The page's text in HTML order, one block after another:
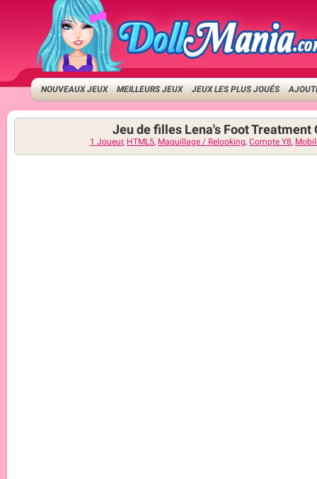
NOUVEAUX JEUX MEILLEURS JEUX JEUX LES PLUS JOUÉS
Jeu de filles Lena's Foot Treatment
1 Joueur, HTML5, Maquillage / Relooking, Compte Y8,